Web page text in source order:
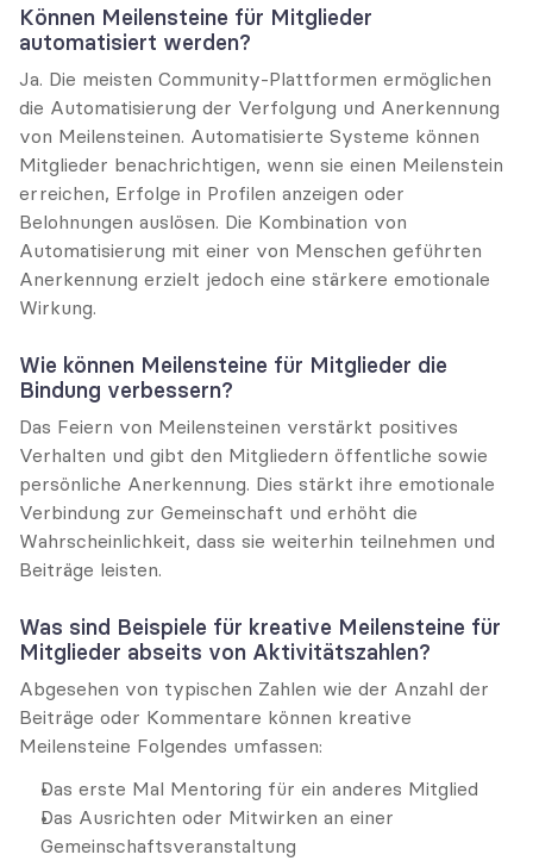
Können Meilensteine für Mitglieder
automatisiert werden?
Ja. Die meisten Community-Plattformen ermöglichen
die Automatisierung der Verfolgung und Anerkennung
von Meilensteinen. Automatisierte Systeme können
Mitglieder benachrichtigen, wenn sie einen Meilenstein
erreichen, Erfolge in Profilen anzeigen oder
Belohnungen auslösen. Die Kombination von
Automatisierung mit einer von Menschen geführten
Anerkennung erzielt jedoch eine stärkere emotionale
Wirkung.
Wie können Meilensteine für Mitglieder die
Bindung verbessern?
Das Feiern von Meilensteinen verstärkt positives
Verhalten und gibt den Mitgliedern öffentliche sowie
persönliche Anerkennung. Dies stärkt ihre emotionale
Verbindung zur Gemeinschaft und erhöht die
Wahrscheinlichkeit, dass sie weiterhin teilnehmen und
Beiträge leisten.
Was sind Beispiele für kreative Meilensteine für
Mitglieder abseits von Aktivitätszahlen?
Abgesehen von typischen Zahlen wie der Anzahl der
Beiträge oder Kommentare können kreative
Meilensteine Folgendes umfassen:
Das erste Mal Mentoring für ein anderes Mitglied
Das Ausrichten oder Mitwirken an einer
Gemeinschaftsveranstaltung